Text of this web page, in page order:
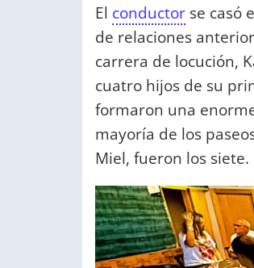
El conductor se casó
de relaciones
carrera de locución,
cuatro hijos de su
formaron una
mayoría de los
Miel, fueron los siete.